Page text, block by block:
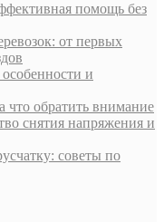
помощь без
от первых
и
что обратить внимание
снятия напряжения и
советы по